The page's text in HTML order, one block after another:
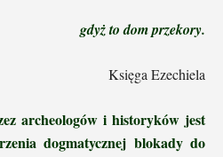
gdyż to dom przekory.
Księga Ezechiela
archeologów i historyków jest
dogmatycznej blokady do